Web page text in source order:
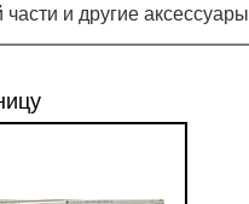
и другие аксессуары